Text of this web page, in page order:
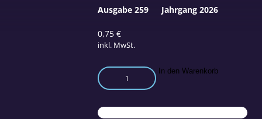
0,75€
inkl. MwSt.
Die
stille
der
In den Warenkorb
Ausgabe 259 Jahrgang 2026